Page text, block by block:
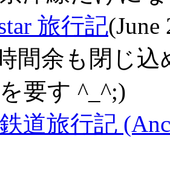
旅行記
間余も閉じ
要す ^_^;)
道旅行記